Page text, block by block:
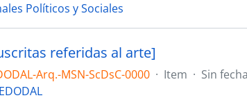
Políticos y Sociales
referidas al arte]
Arq.-MSN-ScDsC-0000 · Item · Sin fecha